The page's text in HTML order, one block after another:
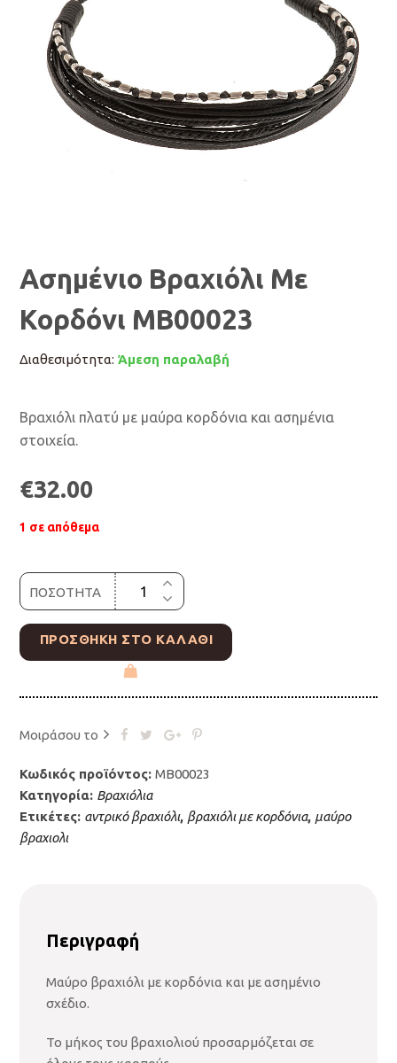
Ασημένιο Βραχιόλι Με
Κορδόνι ΜΒ00023
Διαθεσιμότητα: Άμεση παραλαβή
Βραχιόλι πλατύ με μαύρα κορδόνια και ασημένια
στοιχεία.
€32.00
1 σε απόθεμα
ΠΟΣΟΤΗΤΑ
ΠΡΟΣΘΉΚΗ ΣΤΟ ΚΑΛΆΘΙ
Μοιράσου το
Κωδικός προϊόντος:ΜΒ00023
Κατηγορία: Βραχιόλια
Ετικέτες: αντρικό βραχιόλι, βραχιόλι με κορδόνια, μαύρο
βραχιολι
Περιγραφή
Μαύρο βραχιόλι με κορδόνια και με ασημένιο
σχέδιο.
Το μήκος του βραχιολιού προσαρμόζεται σε